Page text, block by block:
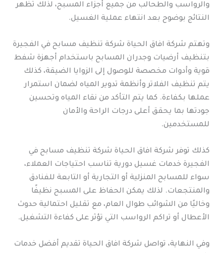
والرواسب والطحالب من جميع أجزاء المسبح، لذلك تظهر
النتائج بوضوح بعد انتهاء عملية الغسيل.
وتهتم شركة افاق الحياة شركة تنظيف مسابح في الفجيرة
بتنظيف أرضيات وجدران المسابح باستخدام أجهزة شفط
قوية وأدوات مخصصة للوصول إلى الزوايا الضيقة، كذلك
يتم تنظيف الفلاتر وأنظمة تدوير المياه لضمان استمرار
عملها بكفاءة. كما يتم التأكد من نقاء المياه وتحسين
جودتها بما يحقق أعلى درجات الراحة والأمان
للمستخدمين.
كذلك توفر شركة افاق الحياة شركة تنظيف مسابح في
الفجيرة خدمات غسيل دورية تناسب احتياجات العملاء،
سواء للمسابح المنزلية أو التجارية أو التابعة للفنادق
والمنتجعات. لذلك يمكن الحفاظ على المسبح نظيفًا
وخاليًا من الشوائب طوال العام، مع تقليل احتمالية حدوث
الأعطال أو تراكم الرواسب التي تؤثر على كفاءة التشغيل.
وفي النهاية، تواصل شركة افاق الحياة تقديم أفضل خدمات